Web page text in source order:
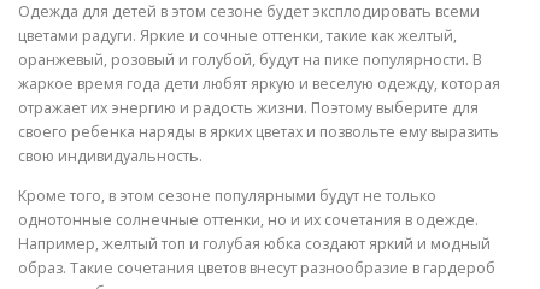
Одежда для детей в этом сезоне будет эксплодировать всеми
цветами радуги. Яркие и сочные оттенки, такие как желтый,
оранжевый, розовый и голубой, будут на пике популярности. В
жаркое время года дети любят яркую и веселую одежду, которая
отражает их энергию и радость жизни. Поэтому выберите для
своего ребенка наряды в ярких цветах и позвольте ему выразить
свою индивидуальность.
Кроме того, в этом сезоне популярными будут не только
однотонные солнечные оттенки, но и их сочетания в одежде.
Например, желтый топ и голубая юбка создают яркий и модный
образ. Такие сочетания цветов внесут разнообразие в гардероб